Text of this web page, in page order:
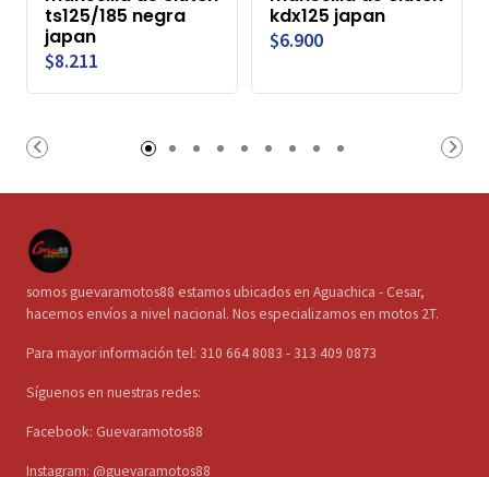
ts125/185 negra
japan
$8.211
kdx125 japan
$6.900
somos guevaramotos88 estamos ubicados en Aguachica - Cesar,
hacemos envíos a nivel nacional. Nos especializamos en motos 2T.
Para mayor información tel: 310 664 8083 - 313 409 0873
Síguenos en nuestras redes:
Facebook: Guevaramotos88
Instagram: @guevaramotos88